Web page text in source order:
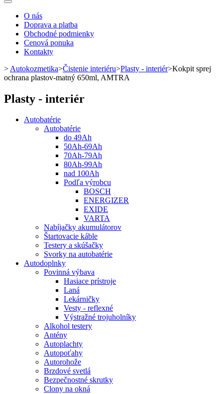
Toggle
navigationO nás
Doprava a platba
Obchodné podmienky
Cenová ponuka
Kontakty
> Autokozmetika>Čistenie interiéru>Plasty - interiér>Kokpit sprej
ochrana plastov-matný 650ml, AMTRA
Plasty - interiér
Autobatérie
Autobatérie
do 49Ah
50Ah-69Ah
70Ah-79Ah
80Ah-99Ah
nad 100Ah
Podľa výrobcu
BOSCH
ENERGIZER
EXIDE
VARTA
Nabíjačky akumulátorov
Štartovacie káble
Testery a skúšačky
Svorky na autobatérie
Autodoplnky
Povinná výbava
Hasiace prístroje
Laná
Lekárničky
Vesty - reflexné
Výstražné trojuholníky
Alkohol testery
Antény
Autoplachty
Autopoťahy
Autorohože
Brzdové svetlá
Bezpečnostné skrutky
Clony na okná